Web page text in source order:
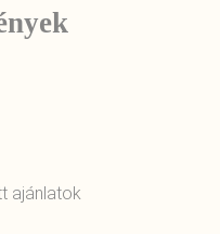
ajánlatok